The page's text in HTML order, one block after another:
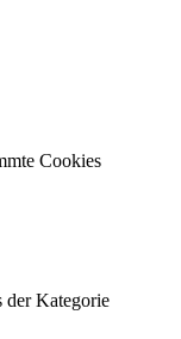
Cookies
der Kategorie